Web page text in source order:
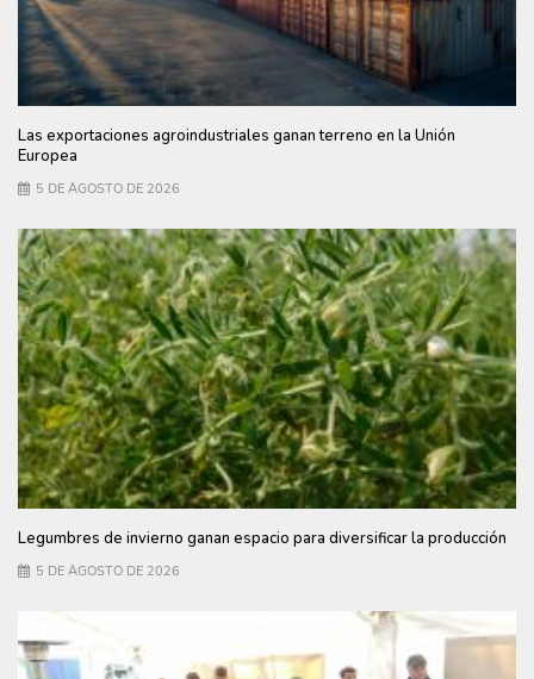
Las exportaciones agroindustriales ganan terreno en la Unión
Europea
5 DE AGOSTO DE 2026
Legumbres de invierno ganan espacio para diversificar la producción
5 DE AGOSTO DE 2026